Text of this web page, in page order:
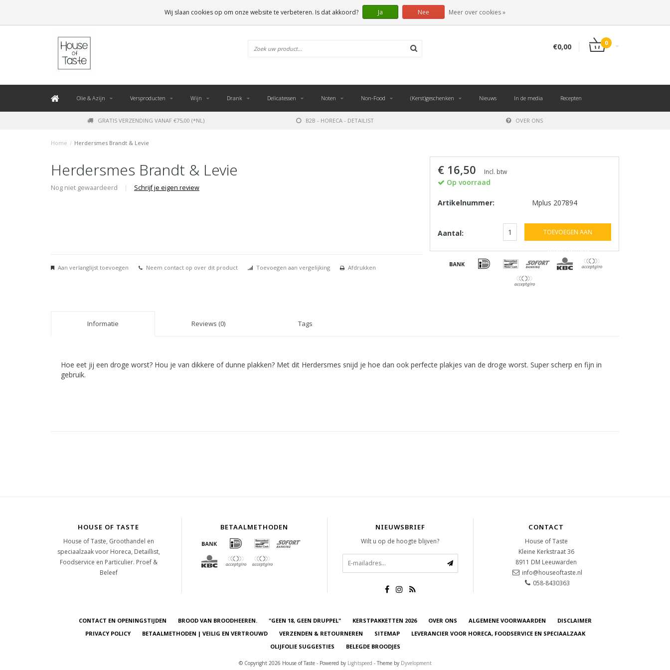
NL
€0,00 0
Olie & Azijn Versproducten Wijn Drank Delicatessen Noten Non-Food (Kerst)geschenken Nieuws In de media Recepten
GRATIS VERZENDING VANAF €75,00 (*NL) B2B - HORECA - DETAILIST OVER ONS
Home / Herdersmes Brandt & Levie
Herdersmes Brandt & Levie
Nog niet gewaardeerd | Schrijf je eigen review
Aan verlanglijst toevoegen Neem contact op over dit product Toevoegen aan vergelijking Afdrukken
€ 16,50 Incl. btw
Op voorraad
Artikelnummer: Mplus 207894
Aantal: TOEVOEGEN AAN
WINKELWAGEN
Informatie Reviews (0) Tags
Hoe eet jij een droge worst? Hou je van dikkere of dunne plakken? Met dit Herdersmes snijd je hoe dan ook perfecte plakjes van de droge worst. Super scherp en fijn in
gebruik.
HOUSE OF TASTE
House of Taste, Groothandel en
speciaalzaak voor Horeca, Detaillist,
Foodservice en Particulier. Proef &
Beleef
BETAALMETHODEN NIEUWSBRIEF
Wilt u op de hoogte blijven?
CONTACT
House of Taste
Kleine Kerkstraat 36
8911 DM Leeuwarden
info@houseoftaste.nl
058-8430363
CONTACT EN OPENINGSTIJDEN BROOD VAN BROODHEEREN. "GEEN 18, GEEN DRUPPEL" KERSTPAKKETTEN 2026 OVER ONS ALGEMENE VOORWAARDEN
DISCLAIMER
PRIVACY POLICY
BETAALMETHODEN | VEILIG EN VERTROUWD VERZENDEN & RETOURNEREN SITEMAP
LEVERANCIER VOOR HORECA, FOODSERVICE EN SPECIAALZAAK
OLIJFOLIE SUGGESTIES
BELEGDE BROODJES
© Copyright 2026 House of Taste - Powered by Lightspeed - Theme by Dyvelopment
Wij slaan cookies op om onze website te verbeteren. Is dat akkoord? Ja Nee Meer over cookies »